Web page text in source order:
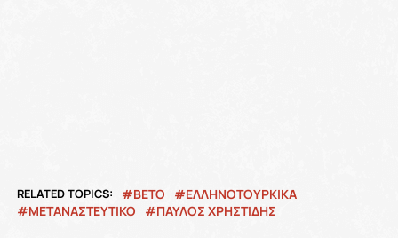
RELATED TOPICS: ΒΕΤΟ
ΕΛΛΗΝΟΤΟΥΡΚΙΚΑ
ΜΕΤΑΝΑΣΤΕΥΤΙΚΟ
ΠΑΥΛΟΣ ΧΡΗΣΤΙΔΗΣ